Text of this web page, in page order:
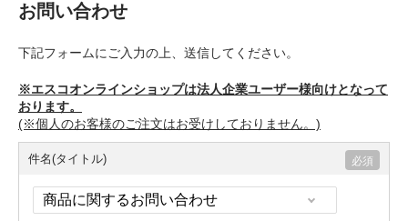
お問い合わせ
下記フォームにご入力の上、送信してください。
※エスコオンラインショップは法人企業ユーザー様向けとなって
おります。
(※個人のお客様のご注文はお受けしておりません。)
件名(タイトル)